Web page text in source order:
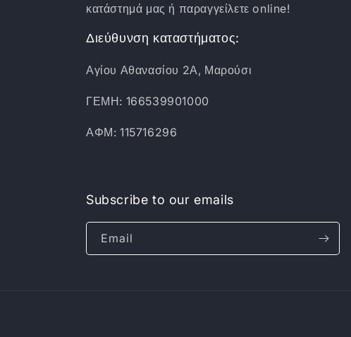
κατάστημά μας ή παραγγείλετε online!
Διεύθυνση καταστήματος:
Αγίου Αθανασίου 2Α, Μαρούσι
ΓΕΜΗ: 166539901000
ΑΦΜ: 115716296
Subscribe to our emails
Email